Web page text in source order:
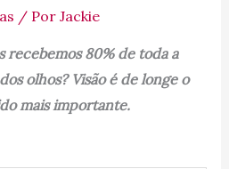
/ Por Jackie
recebemos 80% de toda a
olhos? Visão é de longe o
mais importante.